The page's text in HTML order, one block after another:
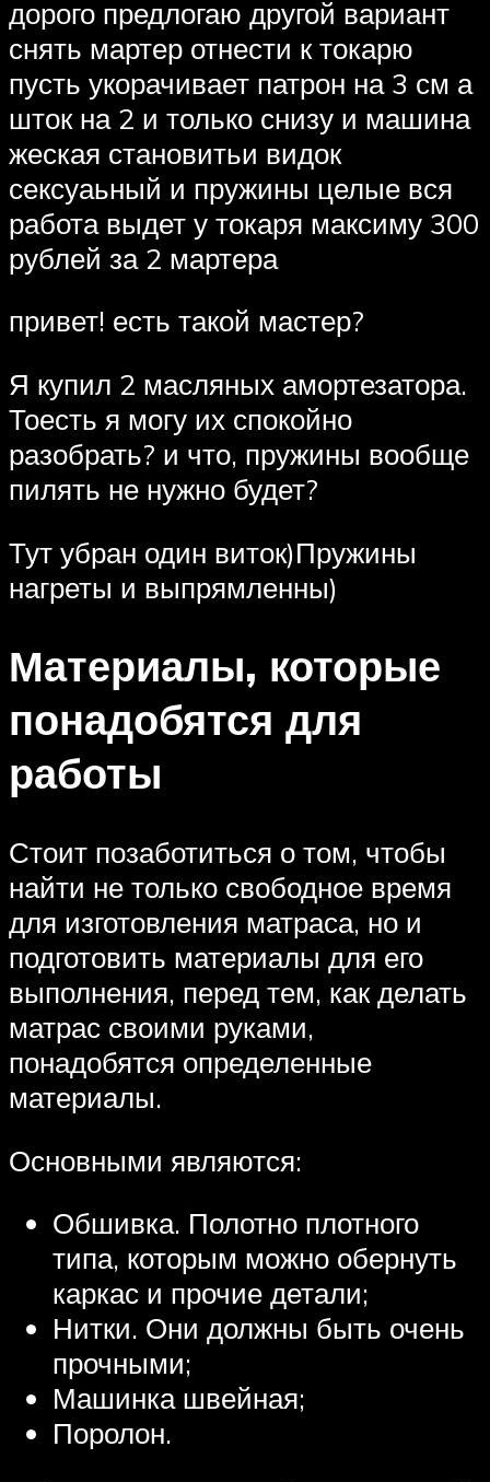
дорого предлогаю другой вариант
снять мартер отнести к токарю
пусть укорачивает патрон на 3 см а
шток на 2 и только снизу и машина
жеская становитьи видок
сексуаьный и пружины целые вся
работа выдет у токаря максиму 300
рублей за 2 мартера
привет! есть такой мастер?
Я купил 2 масляных амортезатора.
Тоесть я могу их спокойно
разобрать? и что, пружины вообще
пилять не нужно будет?
Тут убран один виток)Пружины
нагреты и выпрямленны)
Материалы, которые
понадобятся для
работы
Стоит позаботиться о том, чтобы
найти не только свободное время
для изготовления матраса, но и
подготовить материалы для его
выполнения, перед тем, как делать
матрас своими руками,
понадобятся определенные
материалы.
Основными являются:
Обшивка. Полотно плотного
типа, которым можно обернуть
каркас и прочие детали;
Нитки. Они должны быть очень
прочными;
Машинка швейная;
Поролон.